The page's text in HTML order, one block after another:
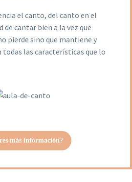
el canto, del canto en el
de cantar bien a la vez que
pierde sino que mantiene y
las características que lo
más información?